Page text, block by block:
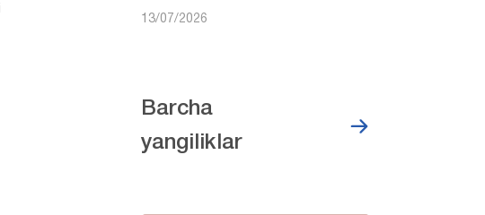
13/07/2026
Barcha
yangiliklar